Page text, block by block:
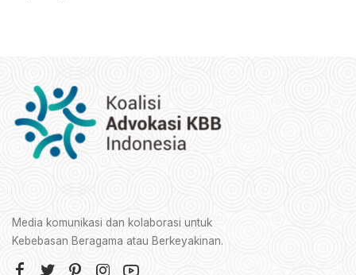
Media komunikasi dan kolaborasi untuk
Kebebasan Beragama atau Berkeyakinan.